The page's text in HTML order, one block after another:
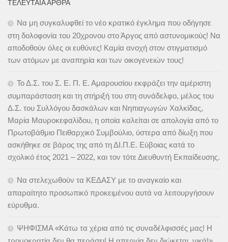
ΤΕΛΕΥΤΑΊΑ ΆΡΘΡΑ
Να μη συγκαλυφθεί το νέο κρατικό έγκλημα που οδήγησε
στη δολοφονία του 20χρονου στο Άργος από αστυνομικούς! Να
αποδοθούν όλες οι ευθύνες! Καμία ανοχή στον στιγματισμό
των ατόμων με αναπηρία και των οικογενειών τους!
Το Δ.Σ. του Σ. Ε. Π. Ε. Αμαρουσίου εκφράζει την αμέριστη
συμπαράσταση και τη στήριξή του στη συνάδελφο, μέλος του
Δ.Σ. του Συλλόγου δασκάλων και Νηπιαγωγών Χαλκίδας,
Μαρία Μαυροκεφαλίδου, η οποία καλείται σε απολογία από το
Πρωτοβάθμιο Πειθαρχικό Συμβούλιο, ύστερα από δίωξη που
ασκήθηκε σε βάρος της από τη ΔΙ.Π.Ε. Εύβοιας κατά το
σχολικό έτος 2021 – 2022, και τον τότε Διευθυντή Εκπαίδευσης.
Να στελεχωθούν τα ΚΕΔΑΣΥ με το αναγκαίο και
απαραίτητο προσωπικό προκειμένου αυτά να λειτουργήσουν
εύρυθμα.
ΨΗΦΙΣΜΑ «Κάτω τα χέρια από τις συναδέλφισσές μας! Η